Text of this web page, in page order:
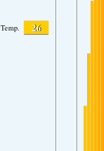
Temp. 26